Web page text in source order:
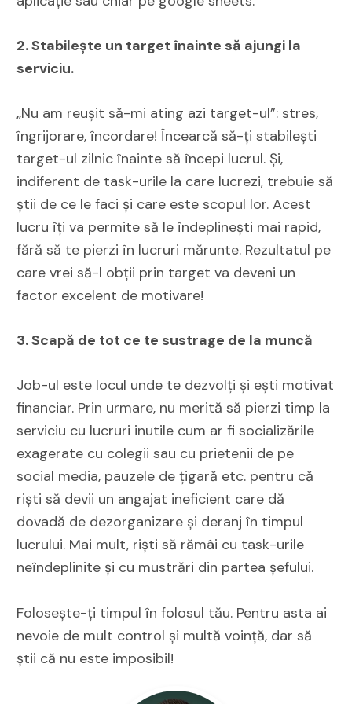
2. Stabilește un target înainte să ajungi la
serviciu.
„Nu am reușit să-mi ating azi target-ul”: stres,
îngrijorare, încordare! Încearcă să-ți stabilești
target-ul zilnic înainte să începi lucrul. Și,
indiferent de task-urile la care lucrezi, trebuie să
știi de ce le faci și care este scopul lor. Acest
lucru îți va permite să le îndeplinești mai rapid,
fără să te pierzi în lucruri mărunte. Rezultatul pe
care vrei să-l obții prin target va deveni un
factor excelent de motivare!
3. Scapă de tot ce te sustrage de la muncă
Job-ul este locul unde te dezvolți și ești motivat
financiar. Prin urmare, nu merită să pierzi timp la
serviciu cu lucruri inutile cum ar fi socializările
exagerate cu colegii sau cu prietenii de pe
social media, pauzele de țigară etc. pentru că
riști să devii un angajat ineficient care dă
dovadă de dezorganizare și deranj în timpul
lucrului. Mai mult, riști să rămâi cu task-urile
neîndeplinite și cu mustrări din partea șefului.
Folosește-ți timpul în folosul tău. Pentru asta ai
nevoie de mult control și multă voință, dar să
știi că nu este imposibil!